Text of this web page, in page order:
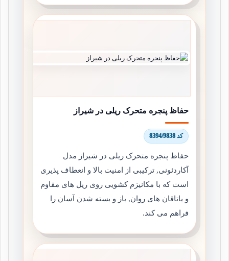
حفاظ پنجره متحرک ریلی در شیراز
کد 8394/9838
حفاظ پنجره متحرک ریلی در شیراز مدل
آکاردئونی, ترکیبی از امنیت بالا و انعطاف پذیری
است که با مکانیزم کشویی روی ریل های مقاوم
و یاتاقان های روان, باز و بسته شدن آسان را
فراهم می کند.